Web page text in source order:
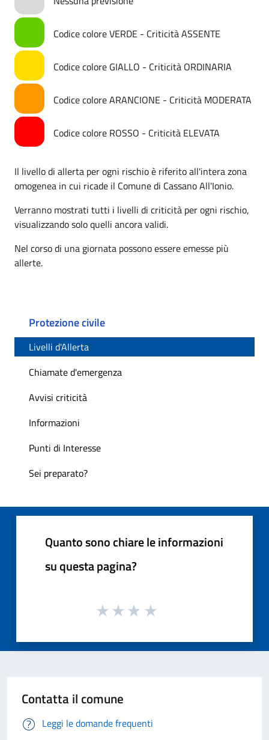
Codice colore VERDE - Criticità ASSENTE
Codice colore GIALLO - Criticità ORDINARIA
Codice colore ARANCIONE - Criticità MODERATA
Codice colore ROSSO - Criticità ELEVATA
Il livello di allerta per ogni rischio è riferito all'intera zona
omogenea in cui ricade il Comune di Cassano All'Ionio.
Verranno mostrati tutti i livelli di criticità per ogni rischio,
visualizzando solo quelli ancora validi.
Nel corso di una giornata possono essere emesse più
allerte.
Protezione civile
Livelli d'Allerta
Chiamate d'emergenza
Avvisi criticità
Informazioni
Punti di Interesse
Sei preparato?
Quanto sono chiare le informazioni
su questa pagina?
Contatta il comune
Leggi le domande frequenti